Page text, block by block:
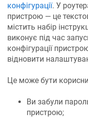
конфігурації. У
пристрою — це
містить набір
виконує під час
конфігурації
відновити
Це може бути
Ви забули
пристрою;